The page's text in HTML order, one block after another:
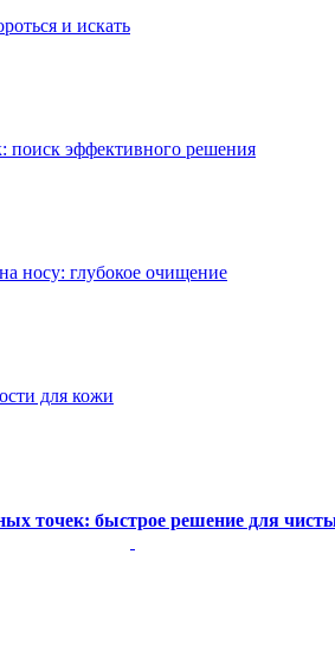
и искать
поиск эффективного решения
носу: глубокое очищение
для кожи
точек: быстрое решение для